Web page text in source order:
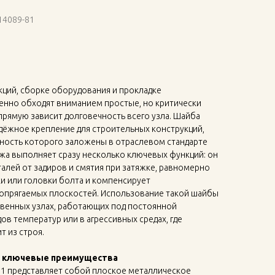
81
сборке оборудования и прокладке
обходят вниманием простые, но критически
зависит долговечность всего узла. Шайба
крепление для строительных конструкций,
которого заложены в отраслевом стандарте
выполняет сразу несколько ключевых функций: он
от задиров и смятия при затяжке, равномерно
или головки болта и компенсирует
плоскостей. Использование такой шайбы
узлах, работающих под постоянной
температур или в агрессивных средах, где
из строя.
ключевые преимущества
представляет собой плоское металлическое